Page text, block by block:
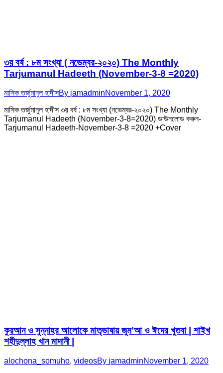
৩য় বর্ষ : ৮ম সংখ্যা ( নভেম্বর-২০২০) The Monthly
Tarjumanul Hadeeth (November-3-8 =2020)
মাসিক তর্জুমানুল হাদীসBy jamadminNovember 1, 2020
মাসিক তর্জুমানুল হাদীস ৩য় বর্ষ : ৮ম সংখ্যা (নভেম্বর-২০২০) The Monthly
Tarjumanul Hadeeth (November-3-8=2020) ডাউনলোড করুন-
Tarjumanul Hadeeth-November-3-8 =2020 +Cover
কুরআন ও সুন্নাহর আলোকে মাতৃভাষায় জুম’আ ও ঈদের খুতবা | শাইখ
শহীদুল্লাহ খান মাদানী |
alochona_somuho, videosBy jamadminNovember 1, 2020